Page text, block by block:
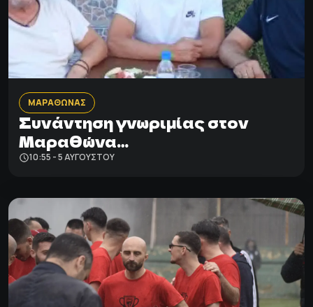
ΜΑΡΑΘΩΝΑΣ
Συνάντηση γνωριμίας στον
Μαραθώνα…
10:55 - 5 ΑΥΓΟΎΣΤΟΥ